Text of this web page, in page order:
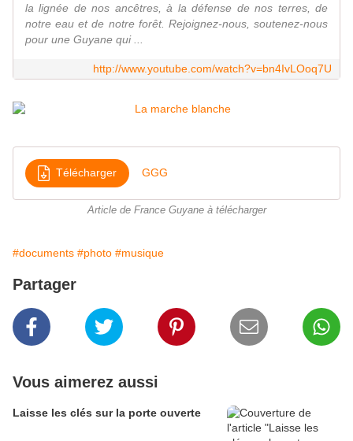
la lignée de nos ancêtres, à la défense de nos terres, de
notre eau et de notre forêt. Rejoignez-nous, soutenez-nous
pour une Guyane qui ...
http://www.youtube.com/watch?v=bn4IvLOoq7U
Télécharger GGG
Article de France Guyane à télécharger
#documents #photo #musique
Partager
Vous aimerez aussi
Laisse les clés sur la porte ouverte